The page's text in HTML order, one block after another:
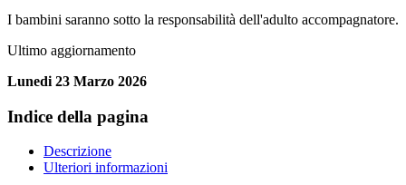
I bambini saranno sotto la responsabilità dell'adulto accompagnatore.
Ultimo aggiornamento
Lunedi 23 Marzo 2026
Indice della pagina
Descrizione
Ulteriori informazioni